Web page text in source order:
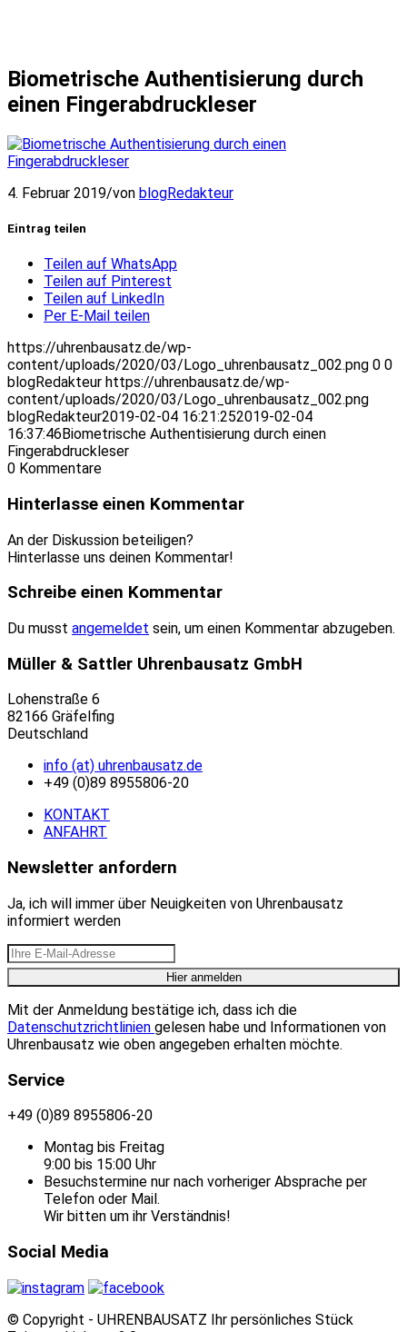
Biometrische Authentisierung durch
einen Fingerabdruckleser
4. Februar 2019/von blogRedakteur
Eintrag teilen
Teilen auf WhatsApp
Teilen auf Pinterest
Teilen auf LinkedIn
Per E-Mail teilen
https://uhrenbausatz.de/wp-
content/uploads/2020/03/Logo_uhrenbausatz_002.png 0 0
blogRedakteur https://uhrenbausatz.de/wp-
content/uploads/2020/03/Logo_uhrenbausatz_002.png
blogRedakteur2019-02-04 16:21:252019-02-04
16:37:46 Biometrische Authentisierung durch einen
Fingerabdruckleser
0 Kommentare
Hinterlasse einen Kommentar
An der Diskussion beteiligen?
Hinterlasse uns deinen Kommentar!
Schreibe einen Kommentar
Du musst angemeldet sein, um einen Kommentar abzugeben.
Müller & Sattler Uhrenbausatz GmbH
Lohenstraße 6
82166 Gräfelfing
Deutschland
info (at) uhrenbausatz.de
+49 (0)89 8955806-20
KONTAKT
ANFAHRT
Newsletter anfordern
Ja, ich will immer über Neuigkeiten von Uhrenbausatz
informiert werden
Mit der Anmeldung bestätige ich, dass ich die
Datenschutzrichtlinien gelesen habe und Informationen von
Uhrenbausatz wie oben angegeben erhalten möchte.
Service
+49 (0)89 8955806-20
Montag bis Freitag
9:00 bis 15:00 Uhr
Besuchstermine nur nach vorheriger Absprache per
Telefon oder Mail.
Wir bitten um ihr Verständnis!
Social Media
© Copyright - UHRENBAUSATZ Ihr persönliches Stück